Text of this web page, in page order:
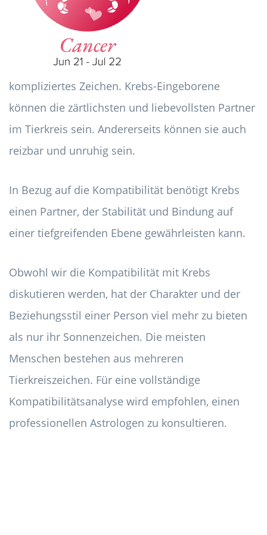
kompliziertes Zeichen. Krebs-Eingeborene
können die zärtlichsten und liebevollsten Partner
im Tierkreis sein. Andererseits können sie auch
reizbar und unruhig sein.
In Bezug auf die Kompatibilität benötigt Krebs
einen Partner, der Stabilität und Bindung auf
einer tiefgreifenden Ebene gewährleisten kann.
Obwohl wir die Kompatibilität mit Krebs
diskutieren werden, hat der Charakter und der
Beziehungsstil einer Person viel mehr zu bieten
als nur ihr Sonnenzeichen. Die meisten
Menschen bestehen aus mehreren
Tierkreiszeichen. Für eine vollständige
Kompatibilitätsanalyse wird empfohlen, einen
professionellen Astrologen zu konsultieren.